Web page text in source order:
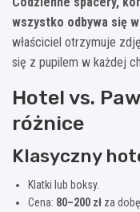
wszystko odbywa się
właściciel otrzymuje
się z pupilem w każdej
Hotel vs.
różnice
Klasyczny
Klatki lub boksy.
Cena: 80–200 zł za dobę.